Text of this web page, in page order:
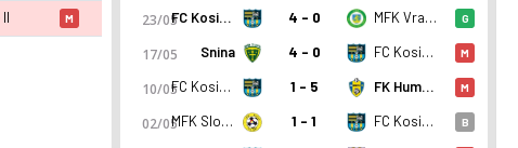
M 23/05 FC Kosice II 4 - 0 MFK Vranov Nad Topou G
17/05 Snina 4 - 0 FC Kosice II M
10/05 FC Kosice II 1 - 5 FK Humenne M
02/05 MFK Slovan Sabinov 1 - 1 FC Kosice II B